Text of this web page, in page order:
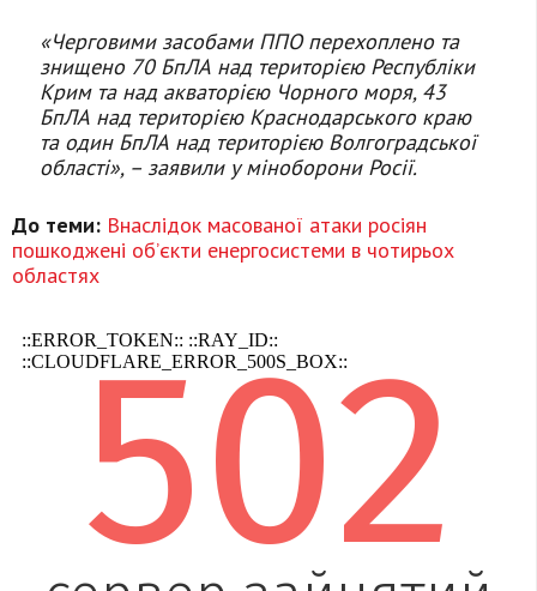
«Черговими засобами ППО перехоплено та
знищено 70 БпЛА над територією Республіки
Крим та над акваторією Чорного моря, 43
БпЛА над територією Краснодарського краю
та один БпЛА над територією Волгоградської
області», – заявили у міноборони Росії.
До теми: Внаслідок масованої атаки росіян
пошкоджені об’єкти енергосистеми в чотирьох
областях